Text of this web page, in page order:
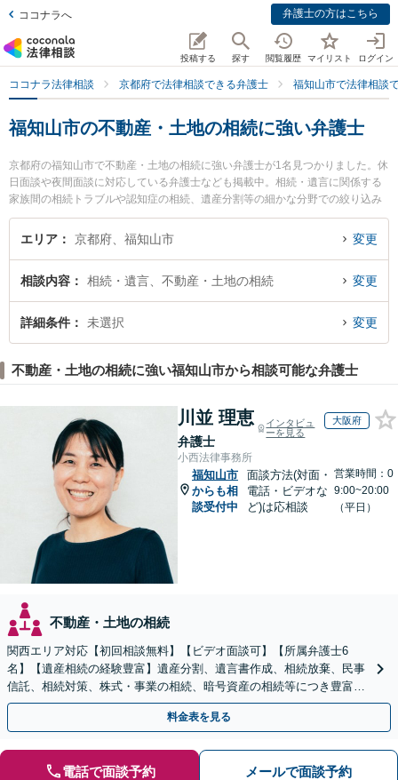
ココナラへ 弁護士の方はこちら
投稿する 探す 閲覧履歴 マイリスト ログイン
ココナラ法律相談 京都府で法律相談できる弁護士 福知山市で法律相談
福知山市の不動産・土地の相続に強い弁護士
京都府の福知山市で不動産・土地の相続に強い弁護士が1名見つかりました。休
日面談や夜間面談に対応している弁護士なども掲載中。相続・遺言に関係する
家族間の相続トラブルや認知症の相続、遺産分割等の細かな分野での絞り込み
検索もでき便利です。特に弁護士法人村上・新村法律事務所 福知山オフィスの
柏原 崇志弁護士のプロフィール情報や弁護士費用、強みなどが注目されていま
近くの弁護士を検索したい』『初回相談無料で不動産・土地の相続を法律相談
できる福知山市内の弁護士に相談予約したい』などでお困りの相談者さんにお
すすめです。
エリア 京都府、福知山市 変更
相談内容 相続・遺言、不動産・土地の相続 変更
詳細条件 未選択 変更
不動産・土地の相続に強い福知山市から相談可能な弁護士
川並 理恵
弁護士
インタビュ
ーを見る
大阪府
小西法律事務所
福知山市
からも相
談受付中
面談方法(対面・
電話・ビデオな
ど)は応相談
営業時間：0
9:00~20:00
（平日）
不動産・土地の相続
関西エリア対応【初回相談無料】【ビデオ面談可】【所属弁護士6
名】【遺産相続の経験豊富】遺産分割、遺言書作成、相続放棄、民事
信託、相続対策、株式・事業の相続、暗号資産の相続等につき豊富な
対応実績。【バリアフリー】【完全個室対応】
料金表を見る
電話で面談予約 メールで面談予約